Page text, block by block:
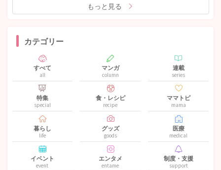
もっと見る
カテゴリー
すべて
all
マンガ
column
連載
series
特集
special
食・レシピ
recipe
ママトピ
mama
暮らし
life
グッズ
goods
医療
medical
イベント
event
エンタメ
entame
制度・支援
support